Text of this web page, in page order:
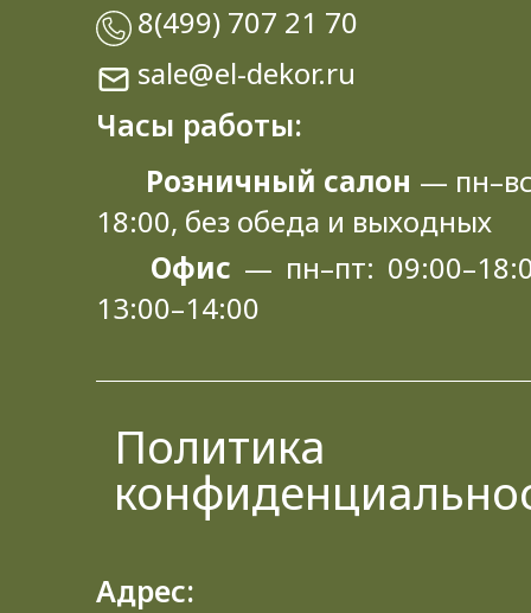
8(499) 707 21 70
sale@el-dekor.ru
Часы работы:
Розничный салон —
18:00, без обеда и выходных
Офис — пн–пт:
13:00–14:00
Политика
Адрес: